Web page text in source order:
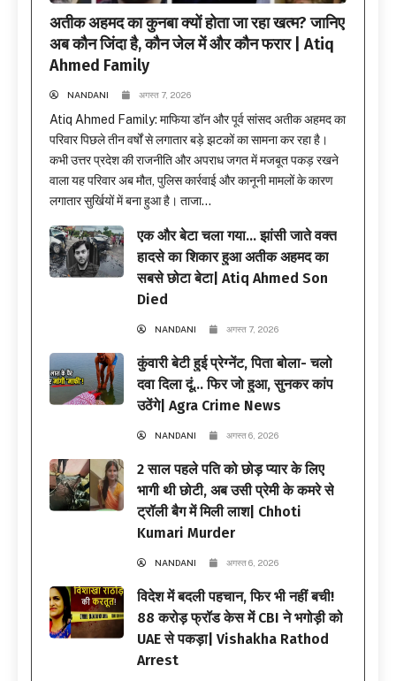
अतीक अहमद का कुनबा क्यों होता जा रहा खत्म? जानिए
अब कौन जिंदा है, कौन जेल में और कौन फरार | Atiq
Ahmed Family
NANDANI अगस्त 7, 2026
Atiq Ahmed Family: माफिया डॉन और पूर्व सांसद अतीक अहमद का
परिवार पिछले तीन वर्षों से लगातार बड़े झटकों का सामना कर रहा है।
कभी उत्तर प्रदेश की राजनीति और अपराध जगत में मजबूत पकड़ रखने
वाला यह परिवार अब मौत, पुलिस कार्रवाई और कानूनी मामलों के कारण
लगातार सुर्खियों में बना हुआ है। ताजा...
एक और बेटा चला गया… झांसी जाते वक्त
हादसे का शिकार हुआ अतीक अहमद का
सबसे छोटा बेटा| Atiq Ahmed Son
Died
NANDANI अगस्त 7, 2026
कुंवारी बेटी हुई प्रेग्नेंट, पिता बोला- चलो
दवा दिला दूं… फिर जो हुआ, सुनकर कांप
उठेंगे| Agra Crime News
NANDANI अगस्त 6, 2026
2 साल पहले पति को छोड़ प्यार के लिए
भागी थी छोटी, अब उसी प्रेमी के कमरे से
ट्रॉली बैग में मिली लाश| Chhoti
Kumari Murder
NANDANI अगस्त 6, 2026
विदेश में बदली पहचान, फिर भी नहीं बची!
88 करोड़ फ्रॉड केस में CBI ने भगोड़ी को
UAE से पकड़ा| Vishakha Rathod
Arrest